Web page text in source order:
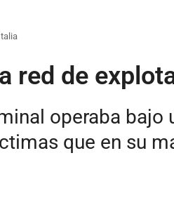
red de
operaba
que en su